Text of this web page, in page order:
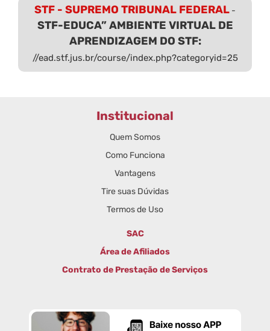
STF - SUPREMO TRIBUNAL FEDERAL -
STF-EDUCA” AMBIENTE VIRTUAL DE
APRENDIZAGEM DO STF:
//ead.stf.jus.br/course/index.php?categoryid=25
Institucional
Quem Somos
Como Funciona
Vantagens
Tire suas Dúvidas
Termos de Uso
SAC
Área de Afiliados
Contrato de Prestação de Serviços